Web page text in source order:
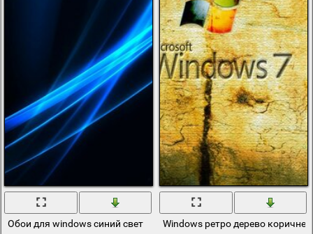
Обои для windows синий свет Windows ретро дерево